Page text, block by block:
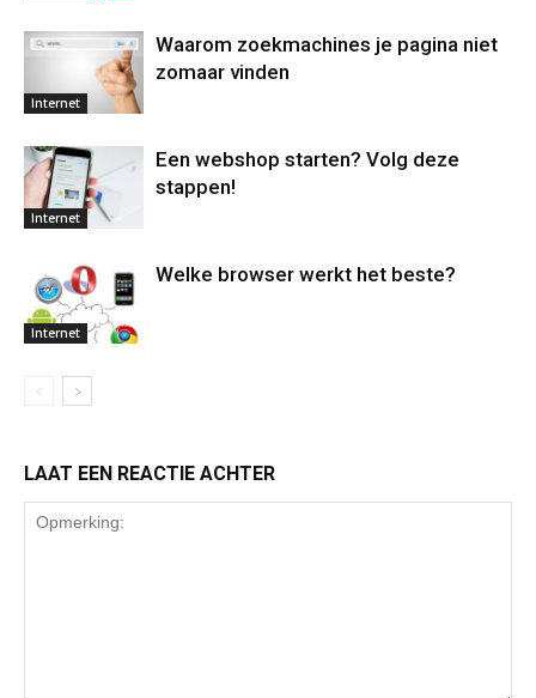
Internet
Waarom zoekmachines je pagina niet
zomaar vinden
Internet
Een webshop starten? Volg deze
stappen!
Internet
Welke browser werkt het beste?
LAAT EEN REACTIE ACHTER